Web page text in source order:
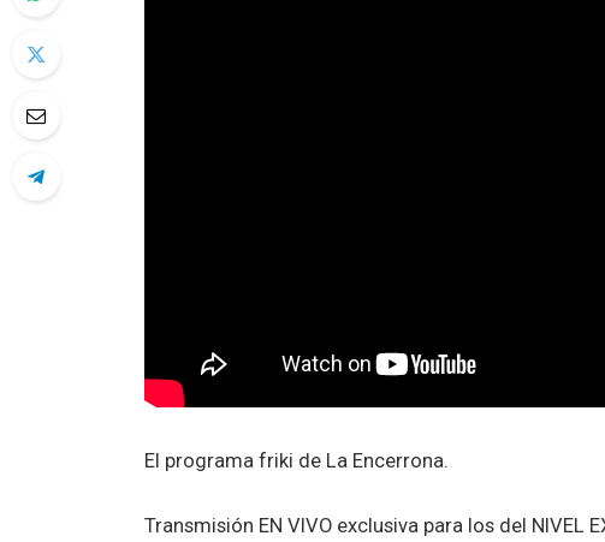
El programa friki de La Encerrona.
Transmisión EN VIVO exclusiva para los del NIVEL